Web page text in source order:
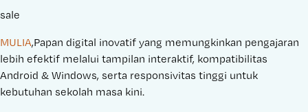
sale
MULIA,Papan digital inovatif yang memungkinkan pengajaran
lebih efektif melalui tampilan interaktif, kompatibilitas
Android & Windows, serta responsivitas tinggi untuk
kebutuhan sekolah masa kini.